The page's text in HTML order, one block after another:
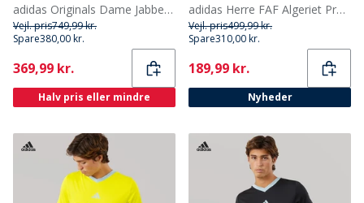
adidas Originals Dame Jabber Lave Træningssko Pink Fusion/Cloud White/Off White
Vejl. pris749,99 kr.
Spare380,00 kr.
Current
369,99 kr.
Halv pris eller mindre
adidas Herre FAF Algeriet Præsentation Træningsbukser Sort
Vejl. pris499,99 kr.
Spare310,00 kr.
Current
189,99 kr.
Nyheder